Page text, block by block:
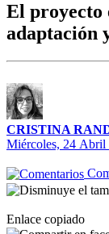
El proyecto
adaptación
CRISTINA
Miércoles, 24 Abril
Enlace copiado